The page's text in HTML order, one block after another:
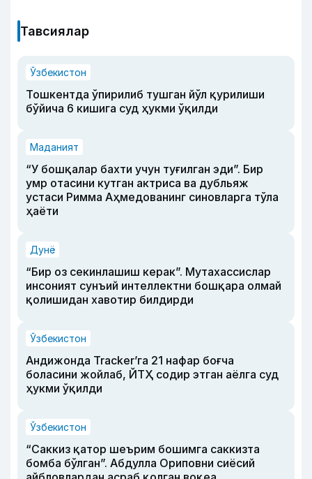
Тавсиялар
Ўзбекистон
Тошкентда ўпирилиб тушган йўл қурилиши
бўйича 6 кишига суд ҳукми ўқилди
Маданият
“У бошқалар бахти учун туғилган эди”. Бир
умр отасини кутган актриса ва дубльяж
устаси Римма Аҳмедованинг синовларга тўла
ҳаёти
Дунё
“Бир оз секинлашиш керак”. Мутахассислар
инсоният сунъий интеллектни бошқара олмай
қолишидан хавотир билдирди
Ўзбекистон
Андижонда Tracker’га 21 нафар боғча
боласини жойлаб, ЙТҲ содир этган аёлга суд
ҳукми ўқилди
Ўзбекистон
“Саккиз қатор шеърим бошимга саккизта
бомба бўлган”. Абдулла Ориповни сиёсий